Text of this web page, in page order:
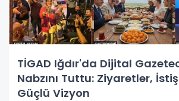
TİGAD Iğdır'da Dijital
Nabzını Tuttu: Ziyaretler,
Güçlü Vizyon